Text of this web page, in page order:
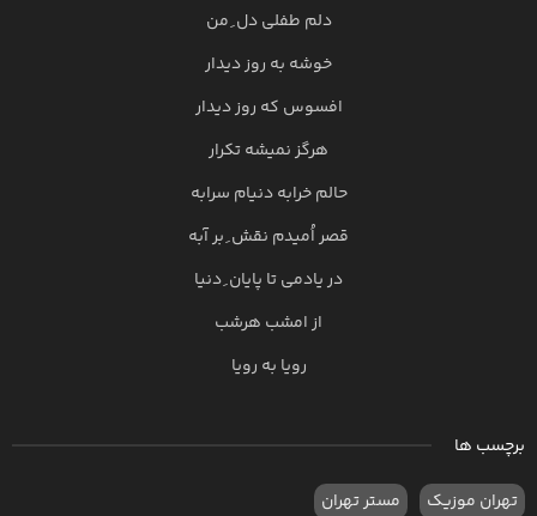
دلم طفلی دل ِ من
خوشه به روز دیدار
افسوس که روز دیدار
هرگز نمیشه تکرار
حالم خرابه دنیام سرابه
قصر اُمیدم نقش ِ بر آبه
در یادمی تا پایان ِ دنیا
از امشب هرشب
رویا به رویا
برچسب ها
تهران موزیک مستر تهران